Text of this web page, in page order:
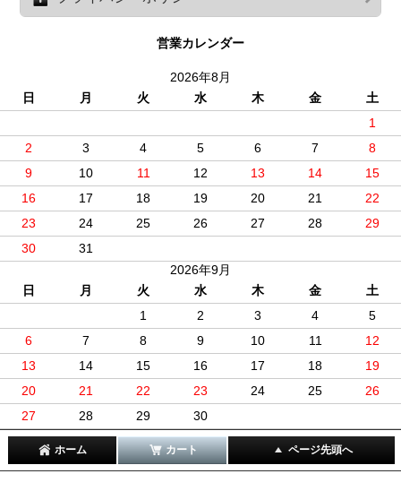
営業カレンダー
2026年8月
日
月 火 水 木 金
土
1
2
3 4 5 6 7
8
9
10 11 12 13 14
15
16
17 18 19 20 21
22
23
24 25 26 27 28
29
30
31
2026年9月
日
月 火 水 木 金
土
1
2 3 4
5
6
7 8 9 10 11
12
13
14 15 16 17 18
19
20
21 22 23 24 25
26
27
28 29 30
ホーム カート ページ先頭へ